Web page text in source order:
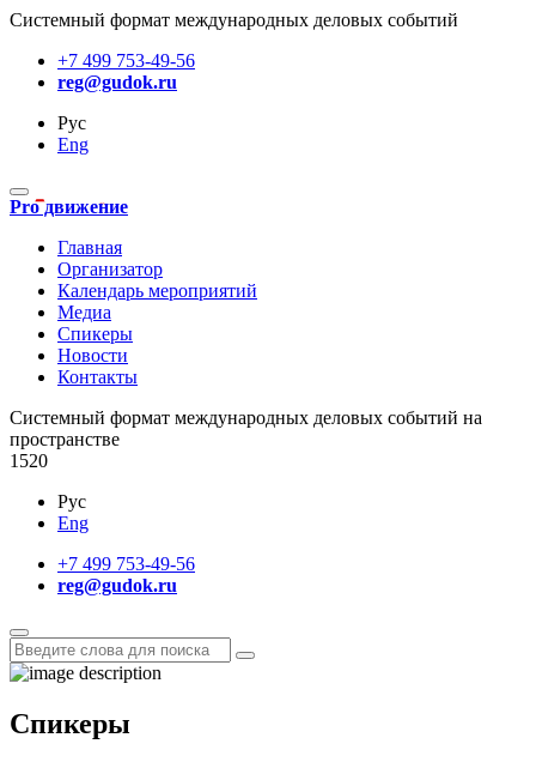
Системный формат международных деловых событий
+7 499 753-49-56
reg@gudok.ru
Рус
Eng
Pro движение
Главная
Организатор
Календарь мероприятий
Медиа
Спикеры
Новости
Контакты
Cистемный формат международных деловых событий на
пространстве
1520
Рус
Eng
+7 499 753-49-56
reg@gudok.ru
Спикеры